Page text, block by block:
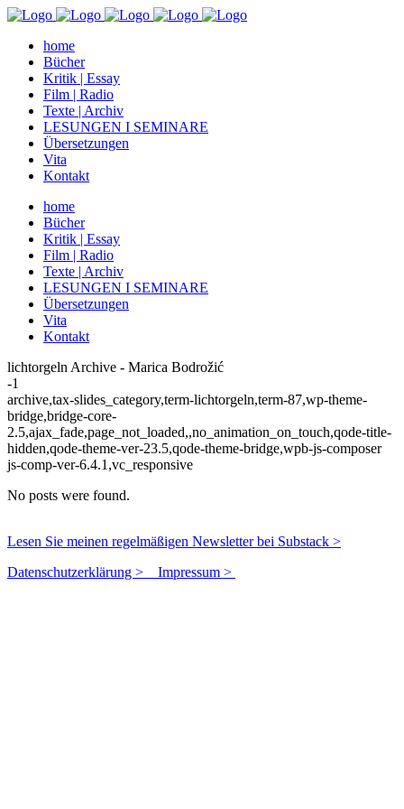
home
Bücher
Kritik | Essay
Film | Radio
Texte | Archiv
LESUNGEN I SEMINARE
Übersetzungen
Vita
Kontakt
home
Bücher
Kritik | Essay
Film | Radio
Texte | Archiv
LESUNGEN I SEMINARE
Übersetzungen
Vita
Kontakt
lichtorgeln Archive - Marica Bodrožić
-1
archive,tax-slides_category,term-lichtorgeln,term-87,wp-theme-
bridge,bridge-core-
2.5,ajax_fade,page_not_loaded,,no_animation_on_touch,qode-title-
hidden,qode-theme-ver-23.5,qode-theme-bridge,wpb-js-composer
js-comp-ver-6.4.1,vc_responsive
No posts were found.
Lesen Sie meinen regelmäßigen Newsletter bei Substack >
Datenschutzerklärung > Impressum >